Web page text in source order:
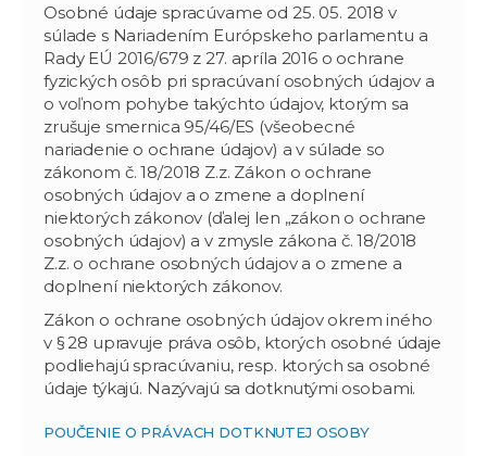
Osobné údaje spracúvame od 25. 05. 2018 v
súlade s Nariadením Európskeho parlamentu a
Rady EÚ 2016/679 z 27. apríla 2016 o ochrane
fyzických osôb pri spracúvaní osobných údajov a
o voľnom pohybe takýchto údajov, ktorým sa
zrušuje smernica 95/46/ES (všeobecné
nariadenie o ochrane údajov) a v súlade so
zákonom č. 18/2018 Z.z. Zákon o ochrane
osobných údajov a o zmene a doplnení
niektorých zákonov (ďalej len „zákon o ochrane
osobných údajov) a v zmysle zákona č. 18/2018
Z.z. o ochrane osobných údajov a o zmene a
doplnení niektorých zákonov.
Zákon o ochrane osobných údajov okrem iného
v § 28 upravuje práva osôb, ktorých osobné údaje
podliehajú spracúvaniu, resp. ktorých sa osobné
údaje týkajú. Nazývajú sa dotknutými osobami.
POUČENIE O PRÁVACH DOTKNUTEJ OSOBY